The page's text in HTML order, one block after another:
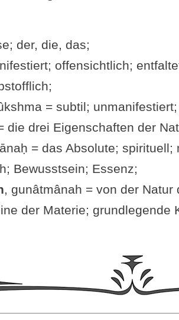
der, die, das;
offensichtlich;
= subtil;
die drei Eigenschaften der
= das Absolute;
Bewusstsein; Essenz;
, gunâtmânah = von der Natur
der Materie; grundlegende